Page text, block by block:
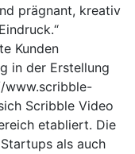
prägnant, kreativ
Kunden
in der Erstellung
www.scribble-
Scribble Video
etabliert. Die
als auch